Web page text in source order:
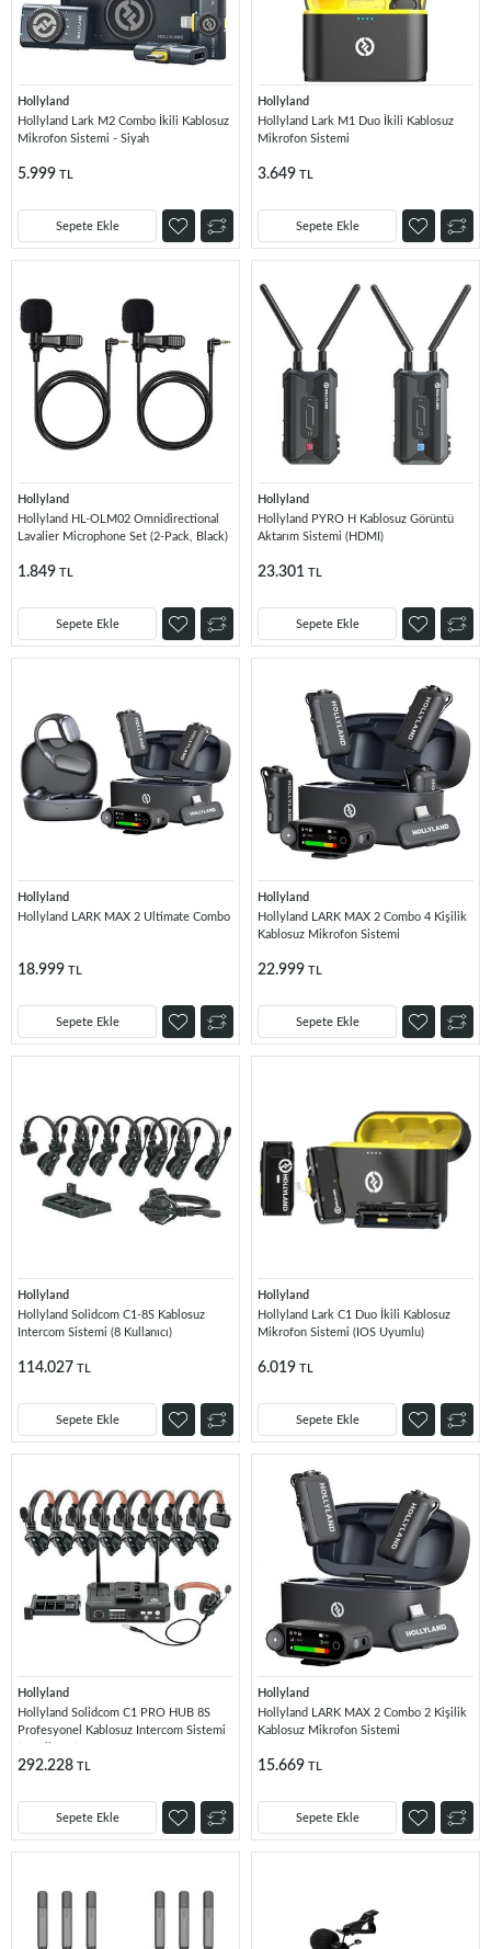
Hollyland
Hollyland Lark M2 Combo İkili Kablosuz
Mikrofon Sistemi - Siyah
5.999 TL
Sepete Ekle
Hollyland
Hollyland Lark M1 Duo İkili Kablosuz
Mikrofon Sistemi
3.649 TL
Sepete Ekle
Hollyland
Hollyland HL-OLM02 Omnidirectional
Lavalier Microphone Set (2-Pack, Black)
1.849 TL
Sepete Ekle
Hollyland
Hollyland PYRO H Kablosuz Görüntü
Aktarım Sistemi (HDMI)
23.301 TL
Sepete Ekle
Hollyland
Hollyland LARK MAX 2 Ultimate Combo
18.999 TL
Sepete Ekle
Hollyland
Hollyland LARK MAX 2 Combo 4 Kişilik
Kablosuz Mikrofon Sistemi
22.999 TL
Sepete Ekle
Hollyland
Hollyland Solidcom C1-8S Kablosuz
Intercom Sistemi (8 Kullanıcı)
114.027 TL
Sepete Ekle
Hollyland
Hollyland Lark C1 Duo İkili Kablosuz
Mikrofon Sistemi (IOS Uyumlu)
6.019 TL
Sepete Ekle
Hollyland
Hollyland Solidcom C1 PRO HUB 8S
Profesyonel Kablosuz Intercom Sistemi
292.228 TL
Sepete Ekle
Hollyland
Hollyland LARK MAX 2 Combo 2 Kişilik
Kablosuz Mikrofon Sistemi
15.669 TL
Sepete Ekle